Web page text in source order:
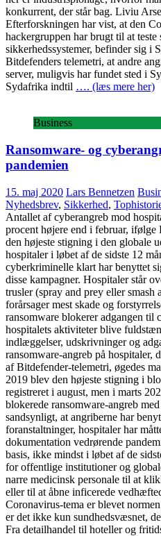
konkurrent, der står bag. Liviu
Efterforskningen har vist, at den
hackergruppen har brugt til at
sikkerhedssystemer, befinder sig i
Bitdefenders telemetri, at andre
server, muligvis har fundet sted i
Sydafrika indtil …. (læs mere her)
Business
Ransomware- og
pandemien
15. maj 2020 Lars Bennetzen
Nyhedsbrev, Sikkerhed,
Antallet af cyberangreb mod
procent højere end i februar, ifølge
den højeste stigning i den globale
hospitaler i løbet af de sidste 12
cyberkriminelle klart har benyttet
disse kampagner. Hospitaler står
trusler (spray and prey eller smash
forårsager mest skade og
ransomware blokerer adgangen til
hospitalets aktiviteter blive
indlæggelser, udskrivninger og
ransomware-angreb på hospitaler,
af Bitdefender-telemetri, øgedes
2019 blev den højeste stigning i
registreret i august, men i marts
blokerede ransomware-angreb
sandsynligt, at angriberne har
foranstaltninger, hospitaler har
dokumentation vedrørende
basis, ikke mindst i løbet af de
for offentlige institutioner og
narre medicinsk personale til at
eller til at åbne inficerede
Coronavirus-tema er blevet
er det ikke kun sundhedsvæsnet,
Fra detailhandel til hoteller og